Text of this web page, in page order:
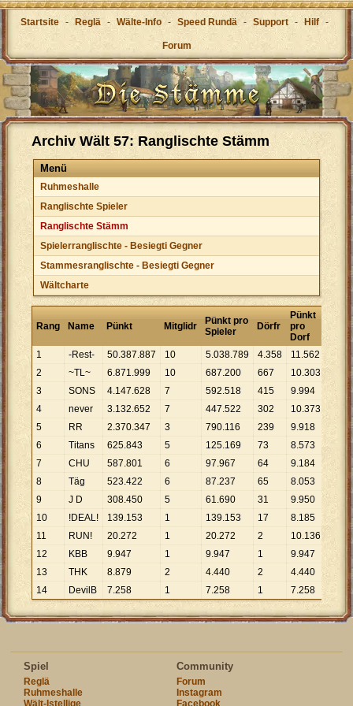
Startsite - Reglä - Wälte-Info - Speed Rundä - Support - Hilf -
Forum
Archiv Wält 57: Ranglischte Stämm
Menü
Ruhmeshalle
Ranglischte Spieler
Ranglischte Stämm
Spielerranglischte - Besiegti Gegner
Stammesranglischte - Besiegti Gegner
Wältcharte
Rang Name Pünkt Mitglidr
Pünkt pro
Spieler
Dörfr
Pünkt
pro
Dorf
1
-Rest- 50.387.887 10 5.038.789 4.358 11.562
2
~TL~ 6.871.999 10 687.200 667 10.303
3
SONS 4.147.628 7 592.518 415 9.994
4
never 3.132.652 7 447.522 302 10.373
5
RR 2.370.347 3 790.116 239 9.918
6
Titans 625.843 5 125.169 73 8.573
7
CHU 587.801 6 97.967 64 9.184
8
Täg 523.422 6 87.237 65 8.053
9
J D 308.450 5 61.690 31 9.950
10
!DEAL! 139.153 1 139.153 17 8.185
11
RUN! 20.272 1 20.272 2 10.136
12
KBB 9.947 1 9.947 1 9.947
13
THK 8.879 2 4.440 2 4.440
14
DevilB 7.258 1 7.258 1 7.258
Spiel
Reglä
Ruhmeshalle
Community
Forum
Instagram